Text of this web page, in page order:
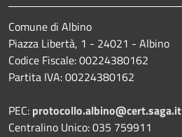
Comune di Albino
Piazza Libertà, 1 - 24021 - Albino
Codice Fiscale: 00224380162
Partita IVA: 00224380162
PEC: protocollo.albino@cert.saga.it
Centralino Unico: 035 759911